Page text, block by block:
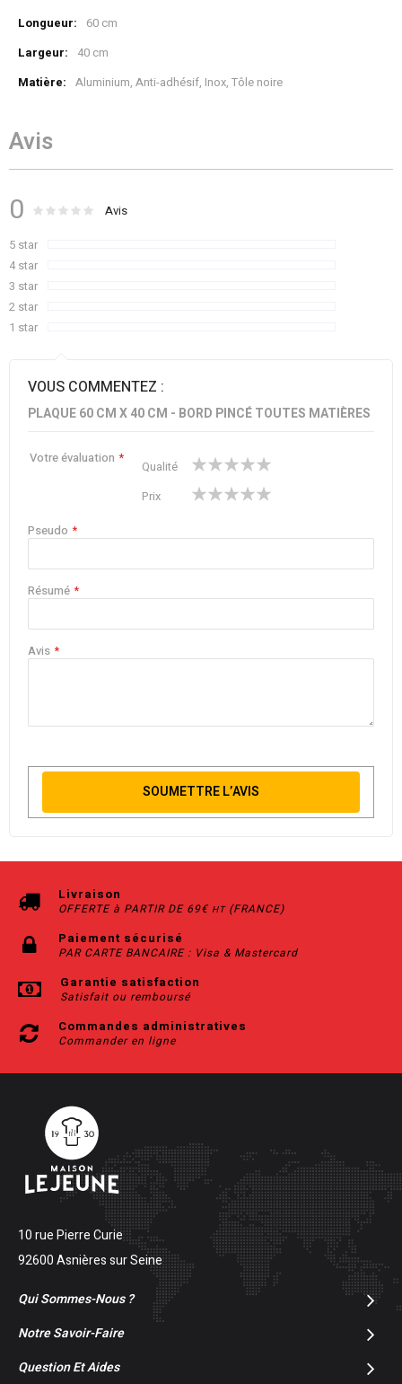
Plus
d’information
60 cm
40 cm
Aluminium, Anti-adhésif, Inox, Tôle noire
Avis
0 Évaluation : % of100
Avis
5 star
4 star
3 star
2 star
1 star
VOUS COMMENTEZ :
PLAQUE 60 CM X 40 CM - BORD PINCÉ TOUTES MATIÈRES
Votre évaluation
Qualité
1
star
2
stars
3
stars
4
stars
5
stars
Prix
1
star
2
stars
3
stars
4
stars
5
stars
Pseudo
Résumé
Avis
SOUMETTRE L’AVIS
Livraison
OFFERTE à PARTIR DE 69€ HT(FRANCE)
Paiement sécurisé
PAR CARTE BANCAIRE : Visa & Mastercard
Garantie satisfaction
Satisfait ou remboursé
Commandes administratives
Commander en ligne
10 rue Pierre Curie
92600 Asnières sur Seine
Qui Sommes-Nous ?
Notre Savoir-Faire
Question Et Aides